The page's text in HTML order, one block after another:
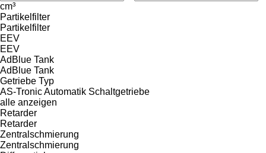
cm³
Partikelfilter
Partikelfilter
EEV
EEV
AdBlue Tank
AdBlue Tank
Getriebe Typ
AS-TronicAutomatik Schaltgetriebe
alle anzeigen
Retarder
Retarder
Zentralschmierung
Zentralschmierung